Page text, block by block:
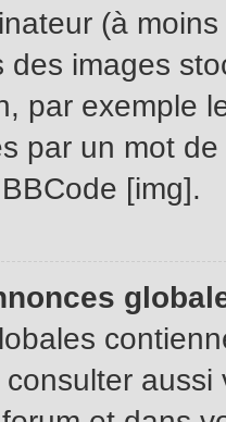
(à
des images
par exemple
par un mot
[img].